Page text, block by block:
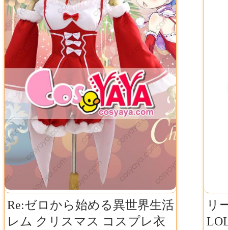
Re:ゼロから始める異世界生活
レム クリスマス コスプレ衣
リ